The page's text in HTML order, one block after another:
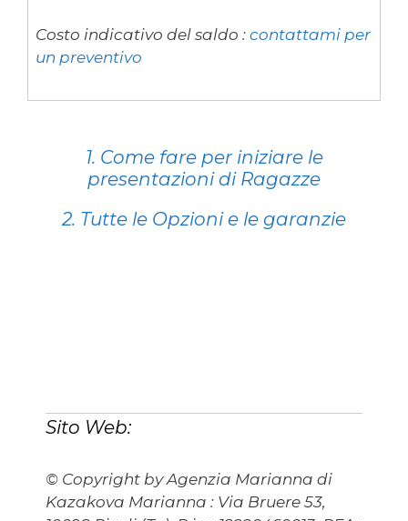
Costo indicativo del saldo : contattami per
un preventivo
1. Come fare per iniziare le
presentazioni di Ragazze
2. Tutte le Opzioni e le garanzie
Sito Web:
© Copyright by Agenzia Marianna di
Kazakova Marianna : Via Bruere 53,